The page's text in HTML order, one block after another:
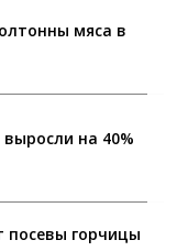
мяса в
на 40%
посевы горчицы